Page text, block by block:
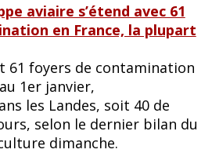
aviaire s’étend avec 61
en France, la plupart
61 foyers de contamination
1er janvier,
les Landes, soit 40 de
selon le dernier bilan du
dimanche.